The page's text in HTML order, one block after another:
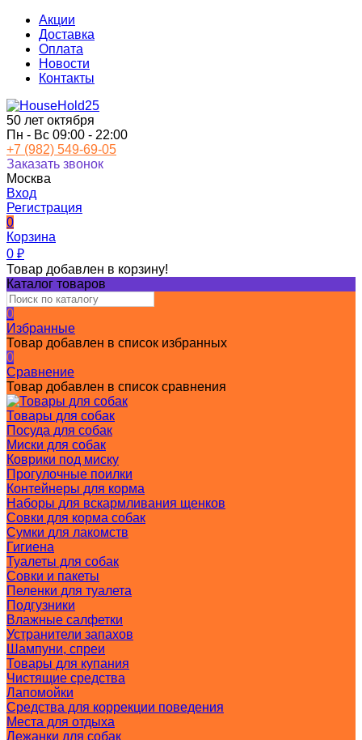
Акции
Доставка
Оплата
Новости
Контакты
50 лет октября
Пн - Вс 09:00 - 22:00
+7 (982) 549-69-05
Заказать звонок
Москва
Вход
Регистрация
0
Корзина
0 ₽
Товар добавлен в корзину!
Каталог товаров
0
Избранные
Товар добавлен в список избранных
0
Сравнение
Товар добавлен в список сравнения
Товары для собак
Посуда для собак
Миски для собак
Коврики под миску
Прогулочные поилки
Контейнеры для корма
Наборы для вскармливания щенков
Совки для корма собак
Сумки для лакомств
Гигиена
Туалеты для собак
Совки и пакеты
Пеленки для туалета
Подгузники
Влажные салфетки
Устранители запахов
Шампуни, спреи
Товары для купания
Чистящие средства
Лапомойки
Средства для коррекции поведения
Места для отдыха
Лежанки для собак